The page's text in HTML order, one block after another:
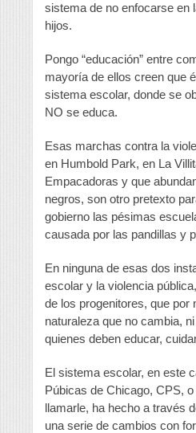
sistema de no enfocarse en
hijos.
Pongo “educación” entre
mayoría de ellos creen que
sistema escolar, donde se
NO se educa.
Esas marchas contra la
en Humbold Park, en La
Empacadoras y que
negros, son otro pretexto
gobierno las pésimas
causada por las pandillas y
En ninguna de esas dos
escolar y la violencia
de los progenitores, que por
naturaleza que no cambia,
quienes deben educar,
El sistema escolar, en este
Púbicas de Chicago, CPS,
llamarle, ha hecho a través
una serie de cambios con